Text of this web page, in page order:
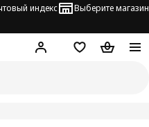
индекс Выберите магазин
Hej! ВойтиСписокКорзина